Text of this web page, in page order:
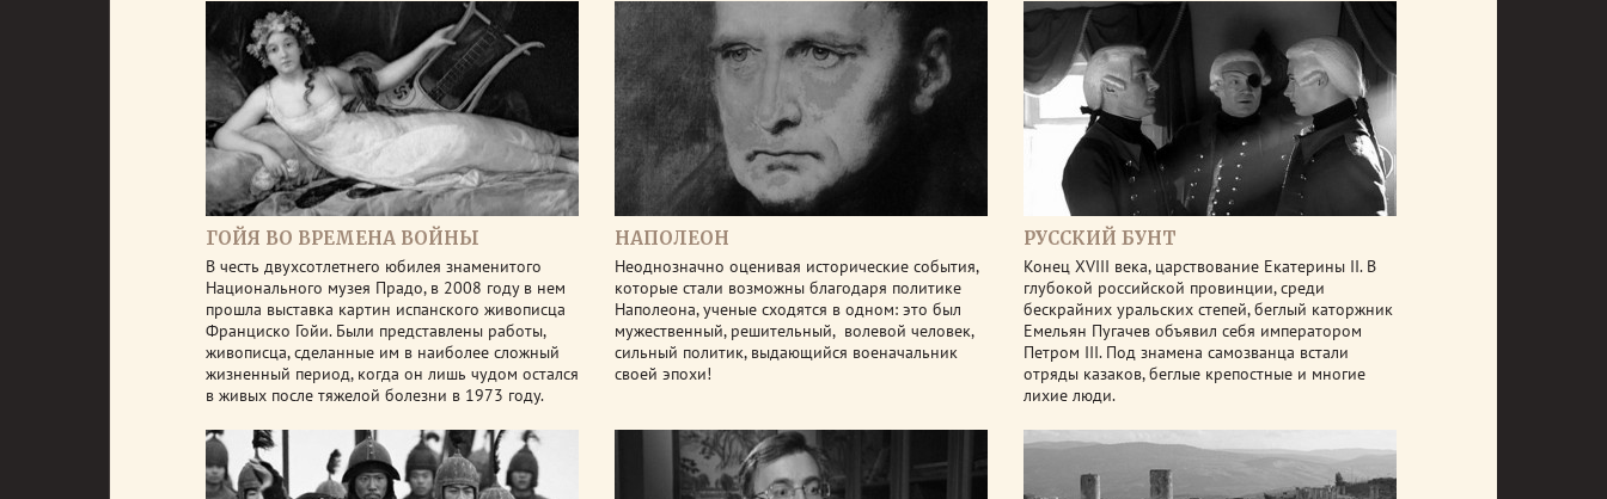
ГОЙЯ ВО ВРЕМЕНА ВОЙНЫ
В честь двухсотлетнего юбилея знаменитого
Национального музея Прадо, в 2008 году в нем
прошла выставка картин испанского живописца
Франциско Гойи. Были представлены работы,
живописца, сделанные им в наиболее сложный
жизненный период, когда он лишь чудом остался
в живых после тяжелой болезни в 1973 году.
НАПОЛЕОН
Неоднозначно оценивая исторические события,
которые стали возможны благодаря политике
Наполеона, ученые сходятся в одном: это был
мужественный, решительный, волевой человек,
сильный политик, выдающийся военачальник
своей эпохи!
РУССКИЙ БУНТ
Конец XVIII века, царствование Екатерины II. В
глубокой российской провинции, среди
бескрайних уральских степей, беглый каторжник
Емельян Пугачев объявил себя императором
Петром III. Под знамена самозванца встали
отряды казаков, беглые крепостные и многие
лихие люди.